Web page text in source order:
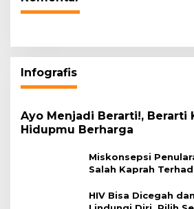
Infografis
Ayo Menjadi Berarti!, Berarti
Hidupmu Berharga
Miskonsepsi
Salah Kaprah
HIV Bisa Dicegah